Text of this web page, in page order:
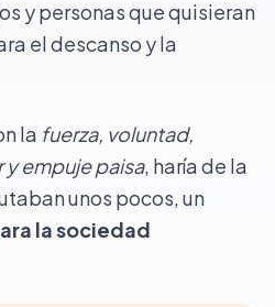
y personas que quisieran
el descanso y la
la fuerza, voluntad,
empuje paisa, haría de la
unos pocos, un
la sociedad